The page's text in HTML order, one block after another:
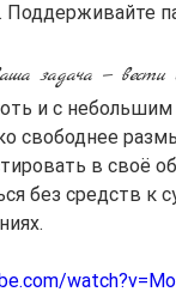
задача — вести
и с
свободнее
в своё
без средств